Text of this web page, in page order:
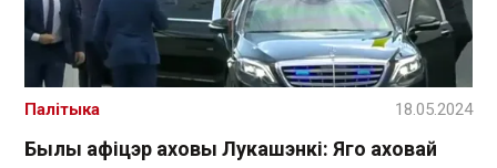
Былы афіцэр аховы Лукашэнкі: Яго аховай
Палітыка 18.05.2024